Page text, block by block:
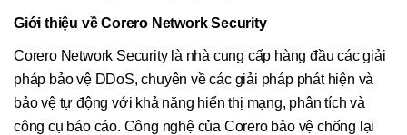
Giới thiệu về Corero Network Security
Corero Network Security là nhà cung cấp hàng đầu các giải
pháp bảo vệ DDoS, chuyên về các giải pháp phát hiện và
bảo vệ tự động với khả năng hiển thị mạng, phân tích và
công cụ báo cáo. Công nghệ của Corero bảo vệ chống lại